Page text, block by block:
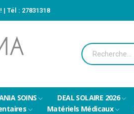
| Tél : 27831318
SOINS DEAL SOLAIRE 2026
Matériels Médicaux